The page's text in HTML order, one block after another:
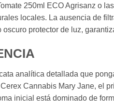
250ml ECO Agrisanz o
locales. La ausencia de
protector de luz,
analítica detallada que
Cannabis Mary Jane, el
inicial está dominado de